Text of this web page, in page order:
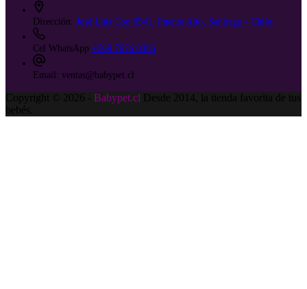
Dirección: José Luis Coo 0541, Puente Alto, Santiago - Chile.
Cel WhatsApp +569 7676 0385
Email: ventas@babypet.cl
Copyright © 2026 - Babypet.cl Desde 2014, la tienda favorita de tus
bebés.